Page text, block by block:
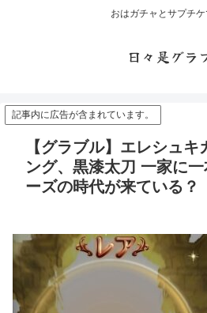
おはガチャとサプチ
日々是グラ
記事内に広告が含まれています。
【グラブル】エレシュ
ング、黒漆太刀 一家に
ーズの時代が来ている？